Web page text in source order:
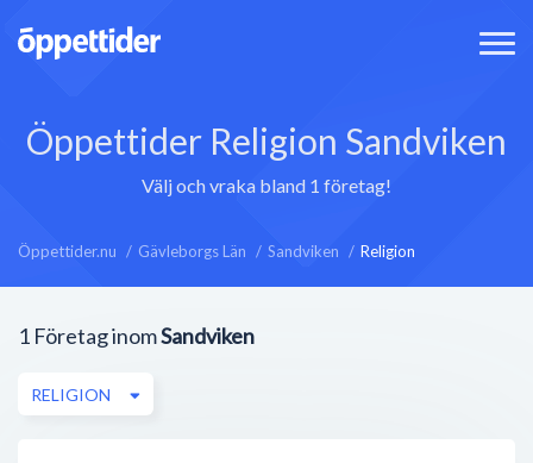
Öppettider Religion Sandviken
Välj och vraka bland 1 företag!
Öppettider.nu Gävleborgs Län Sandviken Religion
1 Företag inomSandviken
RELIGION